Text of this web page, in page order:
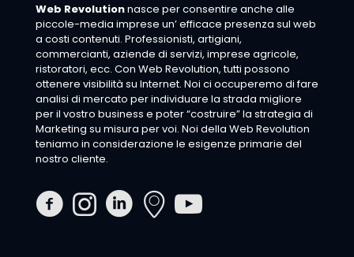
Web Revolutionnasce per consentire anche alle
piccole-media imprese un’ efficace presenza sul web
a costi contenuti. Professionisti, artigiani,
commercianti, aziende di servizi, imprese agricole,
ristoratori, ecc. Con Web Revolution, tutti possono
ottenere visibilità su Internet. Noi ci occuperemo di fare
analisi di mercato per individuare la strada migliore
per il vostro business e poter “costruire” la strategia di
Marketing su misura per voi. Noi della Web Revolution
teniamo in considerazione le esigenze primarie del
nostro cliente.